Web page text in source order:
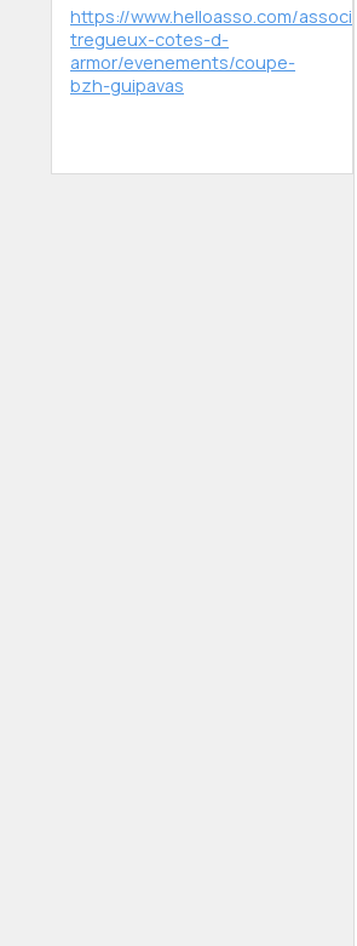
https://www.helloasso.com/
tregueux-cotes-d-
armor/evenements/coupe-
bzh-guipavas